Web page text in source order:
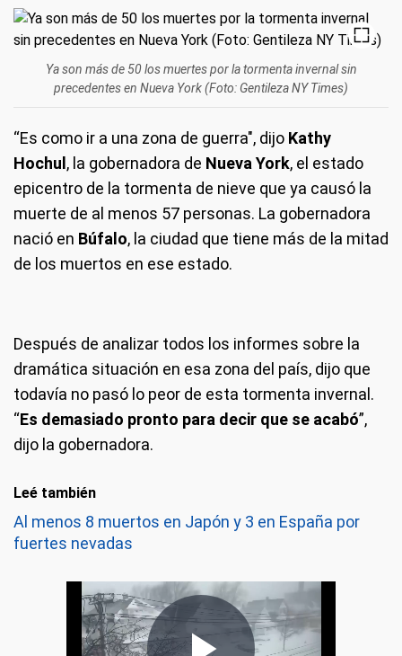
Ya son más de 50 los muertes por la tormenta invernal sin
precedentes en Nueva York (Foto: Gentileza NY Times)
“Es como ir a una zona de guerra", dijo Kathy
Hochul , la gobernadora de Nueva York, el estado
epicentro de la tormenta de nieve que ya causó la
muerte de al menos 57 personas. La gobernadora
nació en Búfalo, la ciudad que tiene más de la mitad
de los muertos en ese estado.
Después de analizar todos los informes sobre la
dramática situación en esa zona del país, dijo que
todavía no pasó lo peor de esta tormenta invernal.
“Es demasiado pronto para decir que se acabó”,
dijo la gobernadora.
Leé también
Al menos 8 muertos en Japón y 3 en España por
fuertes nevadas